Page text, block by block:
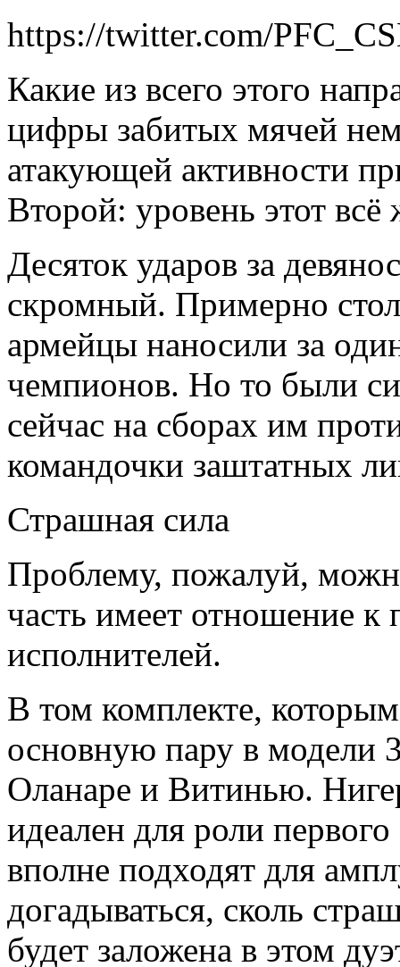
https://twitter.com/
Какие из всего этого
цифры забитых мячей
атакующей активности
Второй: уровень этот
Десяток ударов за
скромный. Примерно
армейцы наносили за
чемпионов. Но то были
сейчас на сборах им
командочки заштатных
Страшная сила
Проблему, пожалуй,
часть имеет отношение к
исполнителей.
В том комплекте,
основную пару в модели
Оланаре и Витинью.
идеален для роли
вполне подходят для
догадываться, сколь
будет заложена в этом